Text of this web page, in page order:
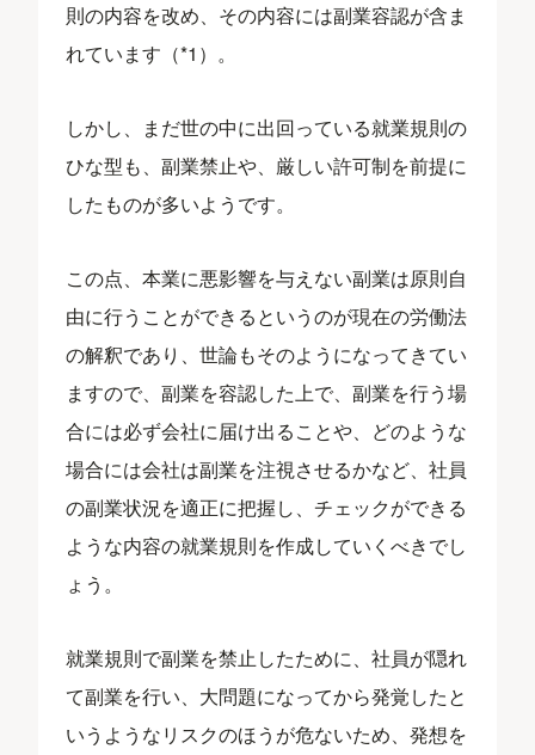
則の内容を改め、その内容には副業容認が含ま
れています（*1）。
しかし、まだ世の中に出回っている就業規則の
ひな型も、副業禁止や、厳しい許可制を前提に
したものが多いようです。
この点、本業に悪影響を与えない副業は原則自
由に行うことができるというのが現在の労働法
の解釈であり、世論もそのようになってきてい
ますので、副業を容認した上で、副業を行う場
合には必ず会社に届け出ることや、どのような
場合には会社は副業を注視させるかなど、社員
の副業状況を適正に把握し、チェックができる
ような内容の就業規則を作成していくべきでし
ょう。
就業規則で副業を禁止したために、社員が隠れ
て副業を行い、大問題になってから発覚したと
いうようなリスクのほうが危ないため、発想を